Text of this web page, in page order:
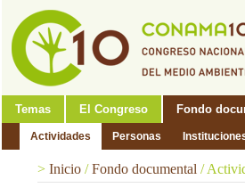
Temas El Congreso Fondo
Actividades Personas
> Inicio /Fondo documental /